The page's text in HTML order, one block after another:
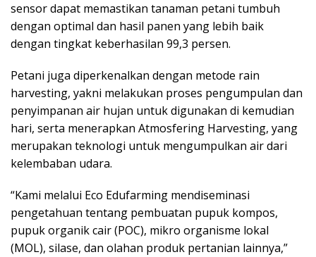
sensor dapat memastikan tanaman petani tumbuh
dengan optimal dan hasil panen yang lebih baik
dengan tingkat keberhasilan 99,3 persen.
Petani juga diperkenalkan dengan metode rain
harvesting, yakni melakukan proses pengumpulan dan
penyimpanan air hujan untuk digunakan di kemudian
hari, serta menerapkan Atmosfering Harvesting, yang
merupakan teknologi untuk mengumpulkan air dari
kelembaban udara.
“Kami melalui Eco Edufarming mendiseminasi
pengetahuan tentang pembuatan pupuk kompos,
pupuk organik cair (POC), mikro organisme lokal
(MOL), silase, dan olahan produk pertanian lainnya,”